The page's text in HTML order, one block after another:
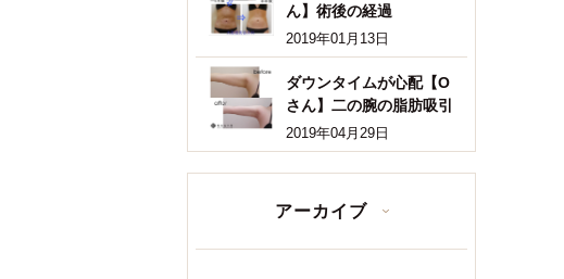
ん】術後の経過
2019年01月13日
ダウンタイムが心配【O
さん】二の腕の脂肪吸引
2019年04月29日
アーカイブ